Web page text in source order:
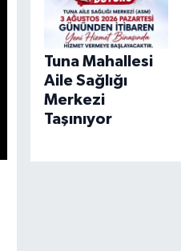
Tuna Mahallesi
Aile Sağlığı
Merkezi
Taşınıyor